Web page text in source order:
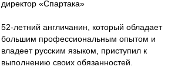
директор «Спартака»
52-летний англичанин, который обладает
большим профессиональным опытом и
владеет русским языком, приступил к
выполнению своих обязанностей.